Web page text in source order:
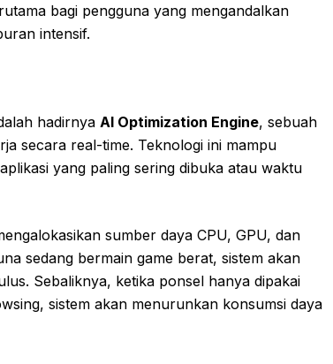
bagi pengguna yang mengandalkan
intensif.
hadirnya AI Optimization Engine, sebuah
secara real-time. Teknologi ini mampu
yang paling sering dibuka atau waktu
sumber daya CPU, GPU, dan
sedang bermain game berat, sistem akan
Sebaliknya, ketika ponsel hanya dipakai
sistem akan menurunkan konsumsi daya